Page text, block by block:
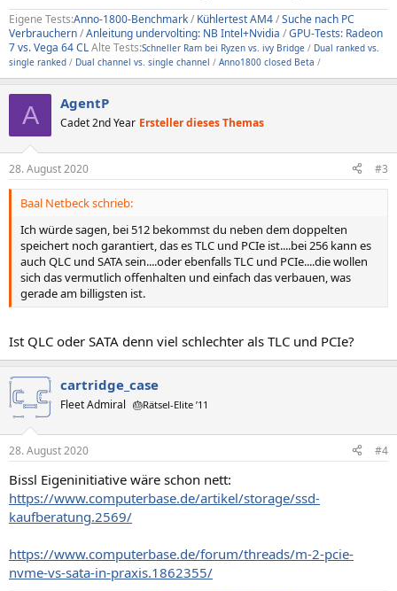
Eigene Tests:Anno-1800-Benchmark/ Kühlertest AM4/Suche nach PC
Verbrauchern/Anleitung undervolting: NB Intel+Nvidia /GPU-Tests: Radeon
7 vs. Vega 64 CLAlte Tests:Schneller Ram bei Ryzen vs. ivy Bridge / Dual ranked vs.
single ranked / Dual channel vs. single channel / Anno1800 closed Beta /
A AgentP
Cadet 2nd Year Ersteller dieses Themas
28. August 2020 #3
Baal Netbeck schrieb:
Ich würde sagen, bei 512 bekommst du neben dem doppelten
speichert noch garantiert, das es TLC und PCIe ist....bei 256 kann es
auch QLC und SATA sein....oder ebenfalls TLC und PCIe....die wollen
sich das vermutlich offenhalten und einfach das verbauen, was
gerade am billigsten ist.
Ist QLC oder SATA denn viel schlechter als TLC und PCIe?
cartridge_case
Fleet Admiral 🎂Rätsel-Elite ’11
28. August 2020 #4
Bissl Eigeninitiative wäre schon nett:
https://www.computerbase.de/artikel/storage/ssd-
kaufberatung.2569/
https://www.computerbase.de/forum/threads/m-2-pcie-
nvme-vs-sata-in-praxis.1862355/